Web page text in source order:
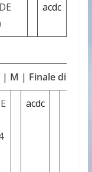
acdc
| M | Finale directe
acdc